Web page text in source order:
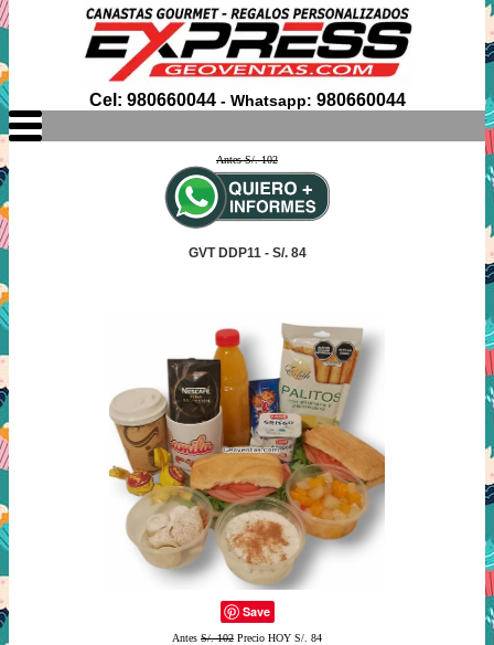
Cel: 980660044- Whatsapp: 980660044
Antes S/. 102
GVT DDP11 - S/. 84
Save
Antes S/. 102 Precio HOY S/. 84